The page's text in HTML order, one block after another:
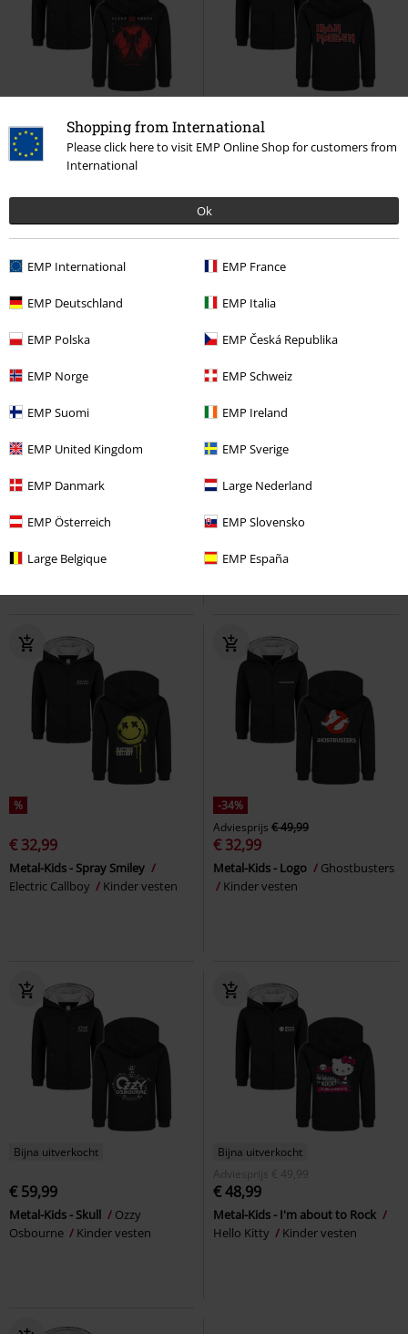
Shopping from International
Please click here to visit EMP Online Shop for customers from
International
Ok
EMP International EMP France
EMP Deutschland EMP Italia
EMP Polska EMP Česká Republika
EMP Norge EMP Schweiz
EMP Suomi EMP Ireland
EMP United Kingdom EMP Sverige
EMP Danmark Large Nederland
EMP Österreich EMP Slovensko
Large Belgique EMP España
€ 59,99
Metal Kids - Red Reaper Angel
€ 59,99
Bijna uitverkocht
€ 59,99
Logo AC/DC Kinder vesten
Bijna uitverkocht
€ 48,99
Metal-Kids - Logo
%
€ 32,99
Metal-Kids - Spray Smiley
Electric Callboy
Kinder vesten
-34%
Adviesprijs € 49,99
€ 32,99
Metal-Kids - Logo
Ghostbusters
Kinder vesten
Bijna uitverkocht
€ 59,99
Metal-Kids - Skull
Ozzy
Osbourne
Kinder vesten
Bijna uitverkocht
Adviesprijs
€ 49,99
€ 48,99
Metal-Kids - I'm about to Rock
Hello Kitty
Kinder vesten